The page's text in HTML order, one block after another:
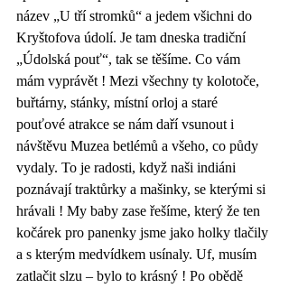
název „U tří stromků“ a jedem všichni do
Kryštofova údolí. Je tam dneska tradiční
„Údolská pouť“, tak se těšíme. Co vám
mám vyprávět ! Mezi všechny ty kolotoče,
buřtárny, stánky, místní orloj a staré
pouťové atrakce se nám daří vsunout i
návštěvu Muzea betlémů a všeho, co půdy
vydaly. To je radosti, když naši indiáni
poznávají traktůrky a mašinky, se kterými si
hrávali ! My baby zase řešíme, který že ten
kočárek pro panenky jsme jako holky tlačily
a s kterým medvídkem usínaly. Uf, musím
zatlačit slzu – bylo to krásný ! Po obědě